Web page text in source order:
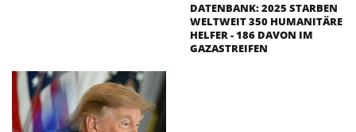
DATENBANK: 2025 STARBEN
WELTWEIT 350 HUMANITÄRE
HELFER - 186 DAVON IM
GAZASTREIFEN